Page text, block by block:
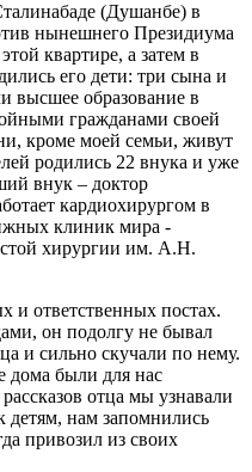
(Душанбе) в
нынешнего Президиума
квартире, а затем в
его дети: три сына и
высшее образование в
гражданами своей
кроме моей семьи, живут
родились 22 внука и уже
внук – доктор
кардиохирургом в
клиник мира -
хирургии им. А.Н.
и ответственных постах.
он подолгу не бывал
и сильно скучали по нему.
дома были для нас
отца мы узнавали
детям, нам запомнились
привозил из своих